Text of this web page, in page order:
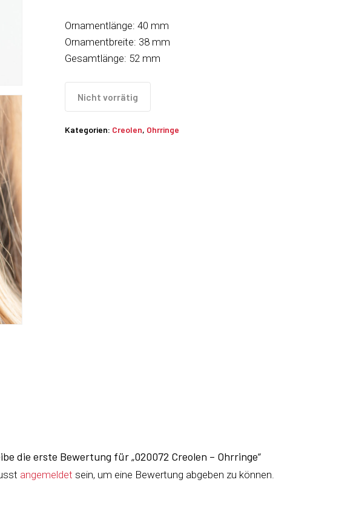
Ornamentlänge: 40 mm
Ornamentbreite: 38 mm
Gesamtlänge: 52 mm
Nicht vorrätig
Kategorien: Creolen, Ohrringe
die erste Bewertung für „020072 Creolen – Ohrringe“
angemeldet sein, um eine Bewertung abgeben zu können.